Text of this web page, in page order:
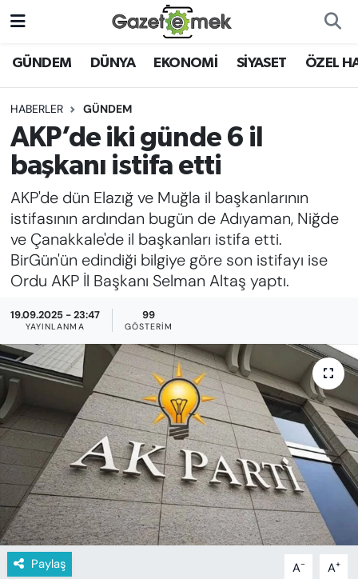
GÜNDEM DÜNYA EKONOMİ SİYASET ÖZEL
HABERLER GÜNDEM
AKP’de iki günde 6 il
başkanı istifa etti
AKP'de dün Elazığ ve Muğla il başkanlarının
istifasının ardından bugün de Adıyaman, Niğde
ve Çanakkale'de il başkanları istifa etti.
BirGün'ün edindiği bilgiye göre son istifayı ise
Ordu AKP İl Başkanı Selman Altaş yaptı.
19.09.2025 - 23:47
YAYINLANMA
99
GÖSTERIM
Paylaş A- A+
DÜNYA
EKONOMİ
EMEK HABERLERİ
YENİ MEDYADA EMEK
GAZETECİLİĞİNİ GELİŞTİRMEK
FAYDALI BİLGİLER
GÜNDEM
EĞİTİM
KADIN
SAĞLIK
SPOR
KÜLTÜR-SANAT
MAGAZİN
ÖZEL HABER
Nöbetçi Eczaneler
Hava Durumu
İstanbul Namaz Vakitleri
Trafik Durumu
Süper Lig Puan Durumu ve Fikstür
Tüm Manşetler
Son Dakika Haberleri
Haber Arşivi